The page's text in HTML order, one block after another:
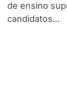
de ensino
candidatos...